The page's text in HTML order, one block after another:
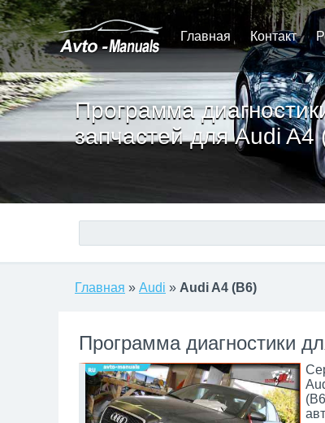
Главная Контакт
Программа
запчастей для Audi A4
Главная » Audi » Audi A4 (B6)
Программа диагностики